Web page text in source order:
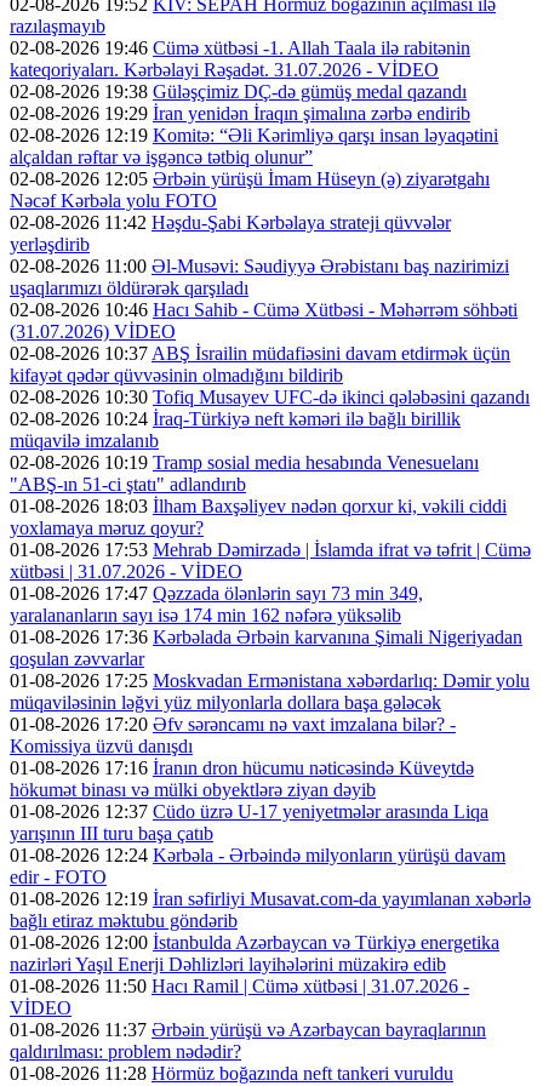
02-08-2026 19:52 KİV: SEPAH Hörmüz boğazının açılması ilə
razılaşmayıb
02-08-2026 19:46 Cümə xütbəsi -1. Allah Taala ilə rabitənin
kateqoriyaları. Kərbəlayi Rəşadət. 31.07.2026 - VİDEO
02-08-2026 19:38 Güləşçimiz DÇ-də gümüş medal qazandı
02-08-2026 19:29 İran yenidən İraqın şimalına zərbə endirib
02-08-2026 12:19 Komitə: “Əli Kərimliyə qarşı insan ləyaqətini
alçaldan rəftar və işgəncə tətbiq olunur”
02-08-2026 12:05 Ərbəin yürüşü İmam Hüseyn (ə) ziyarətgahı
Nəcəf Kərbəla yolu FOTO
02-08-2026 11:42 Həşdu-Şabi Kərbəlaya strateji qüvvələr
yerləşdirib
02-08-2026 11:00 Əl-Musəvi: Səudiyyə Ərəbistanı baş nazirimizi
uşaqlarımızı öldürərək qarşıladı
02-08-2026 10:46 Hacı Sahib - Cümə Xütbəsi - Məhərrəm söhbəti
(31.07.2026) VİDEO
02-08-2026 10:37 ABŞ İsrailin müdafiəsini davam etdirmək üçün
kifayət qədər qüvvəsinin olmadığını bildirib
02-08-2026 10:30 Tofiq Musayev UFC-də ikinci qələbəsini qazandı
02-08-2026 10:24 İraq-Türkiyə neft kəməri ilə bağlı birillik
müqavilə imzalanıb
02-08-2026 10:19 Tramp sosial media hesabında Venesuelanı
"ABŞ-ın 51-ci ştatı" adlandırıb
01-08-2026 18:03 İlham Baxşəliyev nədən qorxur ki, vəkili ciddi
yoxlamaya məruz qoyur?
01-08-2026 17:53 Mehrab Dəmirzadə | İslamda ifrat və təfrit | Cümə
xütbəsi | 31.07.2026 - VİDEO
01-08-2026 17:47 Qəzzada ölənlərin sayı 73 min 349,
yaralananların sayı isə 174 min 162 nəfərə yüksəlib
01-08-2026 17:36 Kərbəlada Ərbəin karvanına Şimali Nigeriyadan
qoşulan zəvvarlar
01-08-2026 17:25 Moskvadan Ermənistana xəbərdarlıq: Dəmir yolu
müqaviləsinin ləğvi yüz milyonlarla dollara başa gələcək
01-08-2026 17:20 Əfv sərəncamı nə vaxt imzalana bilər? -
Komissiya üzvü danışdı
01-08-2026 17:16 İranın dron hücumu nəticəsində Küveytdə
hökumət binası və mülki obyektlərə ziyan dəyib
01-08-2026 12:37 Cüdo üzrə U-17 yeniyetmələr arasında Liqa
yarışının III turu başa çatıb
01-08-2026 12:24 Kərbəla - Ərbəində milyonların yürüşü davam
edir - FOTO
01-08-2026 12:19 İran səfirliyi Musavat.com-da yayımlanan xəbərlə
bağlı etiraz məktubu göndərib
01-08-2026 12:00 İstanbulda Azərbaycan və Türkiyə energetika
nazirləri Yaşıl Enerji Dəhlizləri layihələrini müzakirə edib
01-08-2026 11:50 Hacı Ramil | Cümə xütbəsi | 31.07.2026 -
VİDEO
01-08-2026 11:37 Ərbəin yürüşü və Azərbaycan bayraqlarının
qaldırılması: problem nədədir?
01-08-2026 11:28 Hörmüz boğazında neft tankeri vuruldu